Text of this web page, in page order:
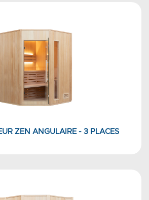
ZEN ANGULAIRE - 3 PLACES